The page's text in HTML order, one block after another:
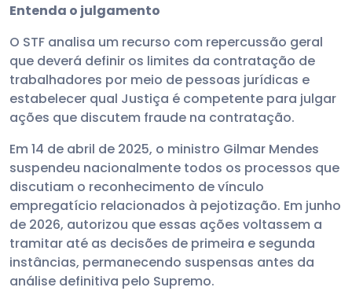
Entenda o julgamento
O STF analisa um recurso com repercussão geral
que deverá definir os limites da contratação de
trabalhadores por meio de pessoas jurídicas e
estabelecer qual Justiça é competente para julgar
ações que discutem fraude na contratação.
Em 14 de abril de 2025, o ministro Gilmar Mendes
suspendeu nacionalmente todos os processos que
discutiam o reconhecimento de vínculo
empregatício relacionados à pejotização. Em junho
de 2026, autorizou que essas ações voltassem a
tramitar até as decisões de primeira e segunda
instâncias, permanecendo suspensas antes da
análise definitiva pelo Supremo.